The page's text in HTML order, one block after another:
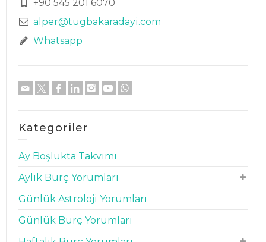
+90 545 201 6070
alper@tugbakaradayi.com
Whatsapp
Kategoriler
Ay Boşlukta Takvimi
Aylık Burç Yorumları
Günlük Astroloji Yorumları
Günlük Burç Yorumları